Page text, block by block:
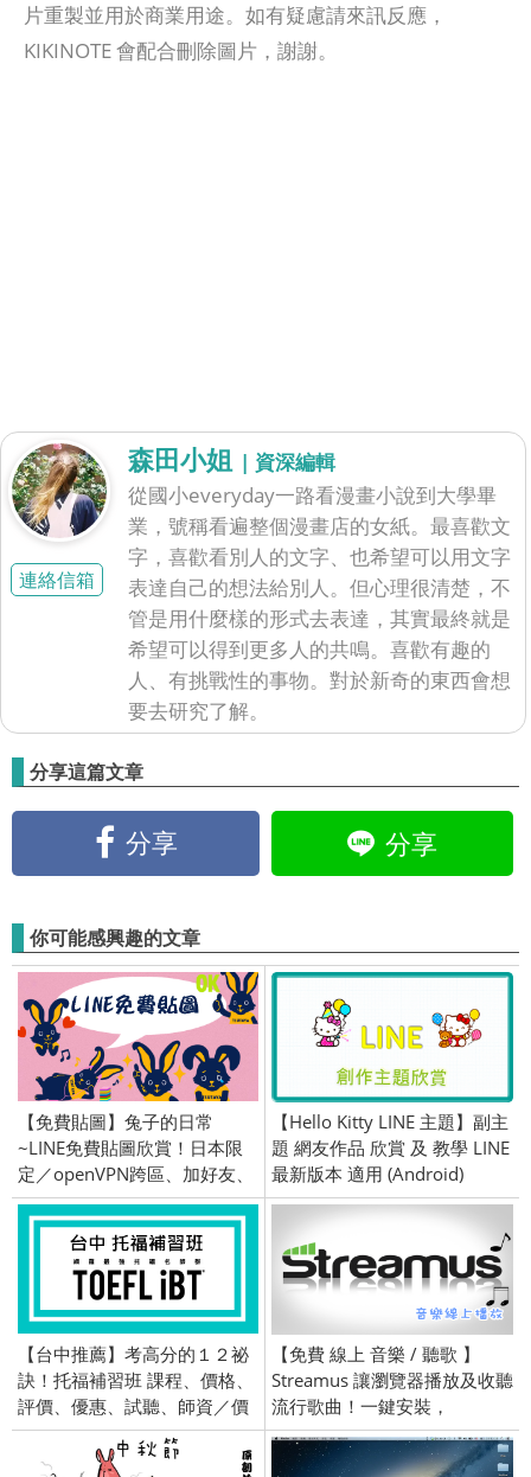
片重製並用於商業用途。如有疑慮請來訊反應，
KIKINOTE 會配合刪除圖片，謝謝。
連絡信箱
森田小姐 | 資深編輯
從國小everyday一路看漫畫小說到大學畢
業，號稱看遍整個漫畫店的女紙。最喜歡文
字，喜歡看別人的文字、也希望可以用文字
表達自己的想法給別人。但心理很清楚，不
管是用什麼樣的形式去表達，其實最終就是
希望可以得到更多人的共鳴。喜歡有趣的
人、有挑戰性的事物。對於新奇的東西會想
要去研究了解。
分享這篇文章
分享 分享
你可能感興趣的文章
【免費貼圖】兔子的日常
~LINE免費貼圖欣賞！日本限
定／openVPN跨區、加好友、
綁門號／2016/7/25
【Hello Kitty LINE 主題】副主
題 網友作品 欣賞 及 教學 LINE
最新版本 適用 (Android)
【台中推薦】考高分的１２祕
訣！托福補習班 課程、價格、
評價、優惠、試聽、師資／價
錢、TOEFL iBT
【免費 線上 音樂 / 聽歌 】
Streamus 讓瀏覽器播放及收聽
流行歌曲！一鍵安裝，
Chrome 擴充功能！